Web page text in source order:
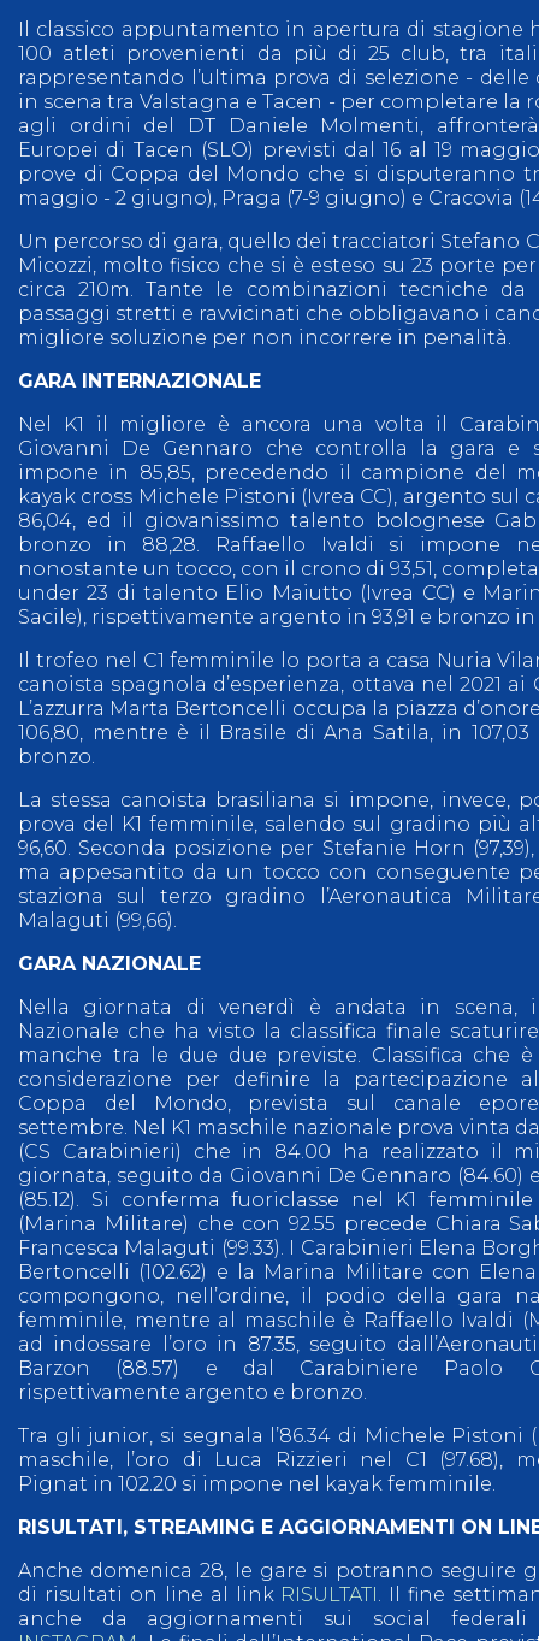
Il classico appuntamento in apertura di stagione
100 atleti provenienti da più di 25 club, tra
rappresentando l’ultima prova di selezione -
in scena tra Valstagna e Tacen - per completare la
agli ordini del DT Daniele Molmenti,
Europei di Tacen (SLO) previsti dal 16 al 19
prove di Coppa del Mondo che si disputeranno
maggio - 2 giugno), Praga (7-9 giugno) e Cracovia
Un percorso di gara, quello dei tracciatori Stefano
Micozzi, molto fisico che si è esteso su 23 porte
circa 210m. Tante le combinazioni tecniche da
passaggi stretti e ravvicinati che obbligavano i
migliore soluzione per non incorrere in penalità.
GARA INTERNAZIONALE
Nel K1 il migliore è ancora una volta il
Giovanni De Gennaro che controlla la gara e
impone in 85,85, precedendo il campione del
kayak cross Michele Pistoni (Ivrea CC), argento sul
86,04, ed il giovanissimo talento bolognese
bronzo in 88,28. Raffaello Ivaldi si impone
nonostante un tocco, con il crono di 93,51,
under 23 di talento Elio Maiutto (Ivrea CC) e
Sacile), rispettivamente argento in 93,91 e bronzo in
Il trofeo nel C1 femminile lo porta a casa Nuria
canoista spagnola d’esperienza, ottava nel 2021 ai
L’azzurra Marta Bertoncelli occupa la piazza
106,80, mentre è il Brasile di Ana Satila, in
bronzo.
La stessa canoista brasiliana si impone, invece,
prova del K1 femminile, salendo sul gradino più
96,60. Seconda posizione per Stefanie Horn
ma appesantito da un tocco con conseguente
staziona sul terzo gradino l’Aeronautica
Malaguti (99,66).
GARA NAZIONALE
Nella giornata di venerdì è andata in scena,
Nazionale che ha visto la classifica finale
manche tra le due due previste. Classifica che
considerazione per definire la partecipazione
Coppa del Mondo, prevista sul canale
settembre. Nel K1 maschile nazionale prova vinta
(CS Carabinieri) che in 84.00 ha realizzato il
giornata, seguito da Giovanni De Gennaro (84.60)
(85.12). Si conferma fuoriclasse nel K1
(Marina Militare) che con 92.55 precede Chiara
Francesca Malaguti (99.33). I Carabinieri Elena
Bertoncelli (102.62) e la Marina Militare con Elena
compongono, nell’ordine, il podio della gara
femminile, mentre al maschile è Raffaello Ivaldi
ad indossare l’oro in 87.35, seguito
Barzon (88.57) e dal Carabiniere Paolo
rispettivamente argento e bronzo.
Tra gli junior, si segnala l’86.34 di Michele Pistoni
maschile, l’oro di Luca Rizzieri nel C1 (97.68),
Pignat in 102.20 si impone nel kayak femminile.
RISULTATI, STREAMING E AGGIORNAMENTI ON
Anche domenica 28, le gare si potranno seguire
di risultati on line al link RISULTATI. Il fine
anche da aggiornamenti sui social